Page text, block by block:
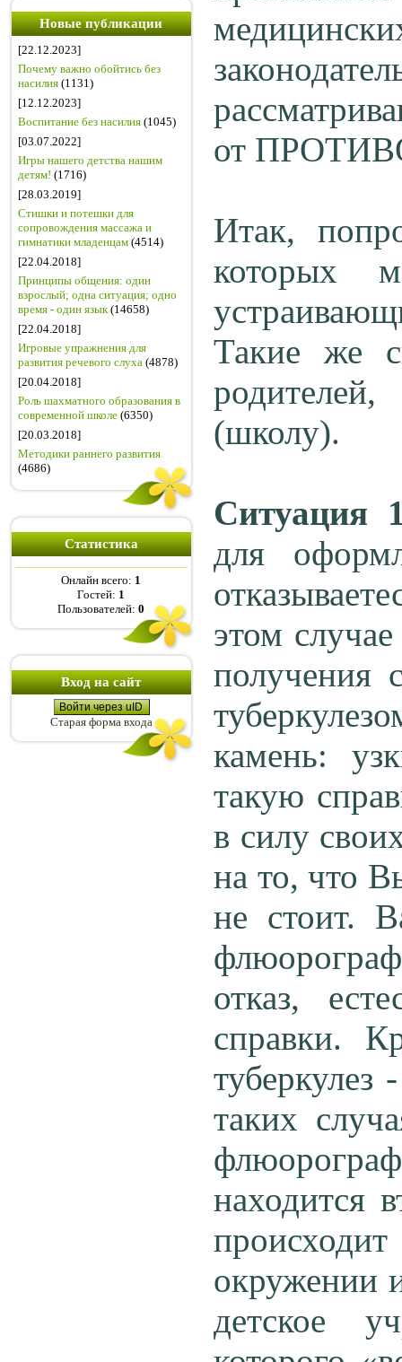
Новые публикации
[22.12.2023]
Почему важно обойтись без
насилия (1131)
[12.12.2023]
Воспитание без насилия (1045)
[03.07.2022]
Игры нашего детства нашим
детям! (1716)
[28.03.2019]
Стишки и потешки для
сопровождения массажа и
гимнатики младенцам (4514)
[22.04.2018]
Принципы общения: один
взрослый; одна ситуация; одно
время - один язык(14658)
[22.04.2018]
Игровые упражнения для
развития речевого слуха (4878)
[20.04.2018]
Роль шахматного образования в
современной школе (6350)
[20.03.2018]
Методики раннего развития
(4686)
Статистика
Онлайн всего: 1
Гостей: 1
Пользователей:0
Вход на сайт
Войти через uID
Старая форма входа
от
Итак,
которых
Такие же
(школу).
Ситуация
для
этом
получения
камень:
такую
в силу
на то, что
не стоит.
отказ,
справки.
таких
находится
окружении
детское